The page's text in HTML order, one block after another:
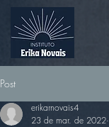
Post
erikarnovais4
23 de mar. de 2022